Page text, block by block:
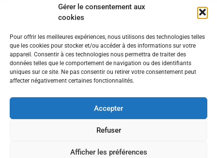
Gérer le consentement aux
cookies
Pour offrir les meilleures expériences, nous utilisons des technologies telles
que les cookies pour stocker et/ou accéder à des informations sur votre
appareil. Consentir à ces technologies nous permettra de traiter des
données telles que le comportement de navigation ou des identifiants
uniques sur ce site. Ne pas consentir ou retirer votre consentement peut
affecter négativement certaines fonctionnalités.
Accepter
Refuser
Afficher les préférences
•Contact